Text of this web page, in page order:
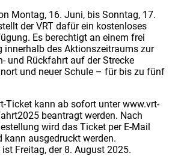
Montag, 16. Juni, bis Sonntag, 17.
der VRT dafür ein kostenloses
Es berechtigt an einem frei
innerhalb des Aktionszeitraums zur
und Rückfahrt auf der Strecke
und neuer Schule – für bis zu fünf
Ticket kann ab sofort unter www.vrt-
beantragt werden. Nach
wird das Ticket per E-Mail
kann ausgedruckt werden.
Freitag, der 8. August 2025.